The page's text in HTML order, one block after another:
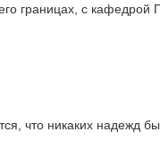
границах, с кафедрой
что никаких надежд